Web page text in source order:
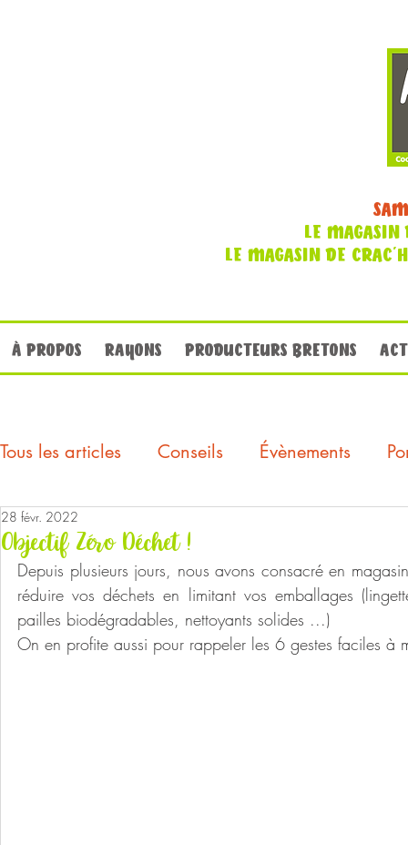
LE MAGASIN
LE MAGASIN DE
À PROPOS RAYONS PRODUCTEURS BRETONS
Tous les articles Conseils Évènements
Objectif Zéro Déchet !
28 févr. 2022
Depuis plusieurs jours, nous avons consacré en
réduire vos déchets en limitant vos emballages
pailles biodégradables, nettoyants solides ...)
On en profite aussi pour rappeler les 6 gestes faciles à